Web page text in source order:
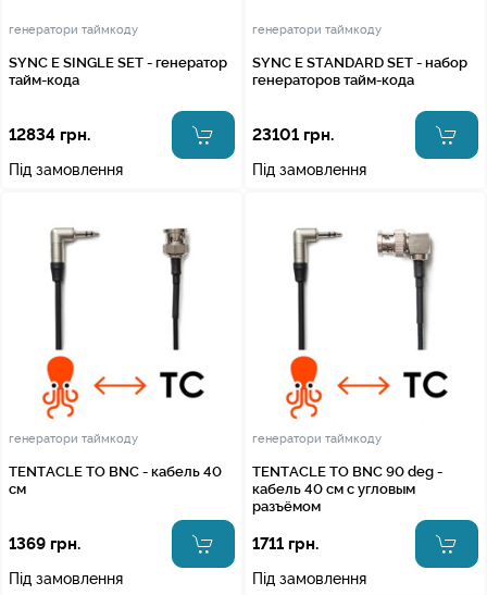
генератори таймкоду
SYNC E SINGLE SET - генератор
тайм-кода
12834 грн.
Під замовлення
генератори таймкоду
SYNC E STANDARD SET - набор
генераторов тайм-кода
23101 грн.
Під замовлення
генератори таймкоду
TENTACLE TO BNC - кабель 40
см
1369 грн.
Під замовлення
генератори таймкоду
TENTACLE TO BNC 90 deg -
кабель 40 см с угловым
разъёмом
1711 грн.
Під замовлення